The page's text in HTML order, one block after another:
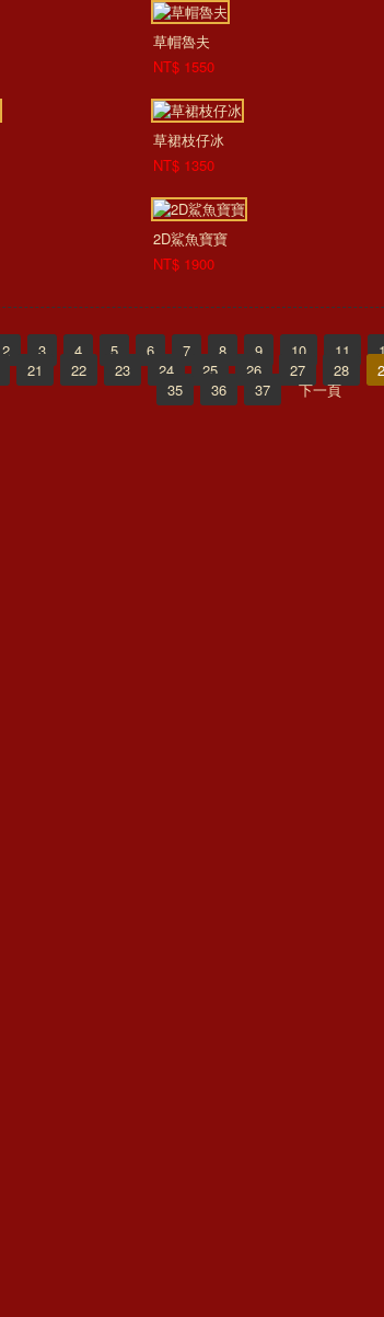
草帽魯夫
NT$ 1550
草裙枝仔冰
NT$ 1350
2D鯊魚寶寶
NT$ 1900
2 3 4 5 6 7 8 9 10 11
21 22 23 24 25 26 27 28
35
36 37 下一頁